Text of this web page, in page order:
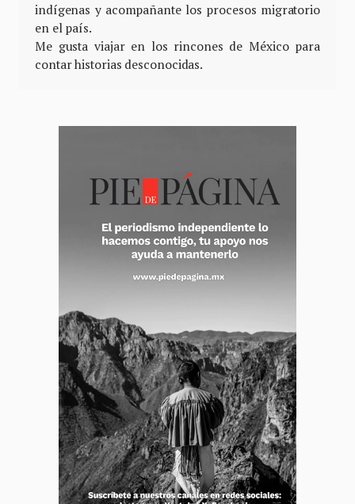
indígenas y acompañante los procesos migratorio
en el país.
Me gusta viajar en los rincones de México para
contar historias desconocidas.